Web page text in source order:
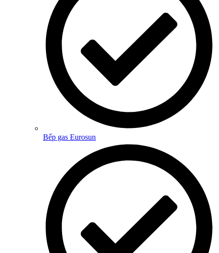
Bếp gas Eurosun